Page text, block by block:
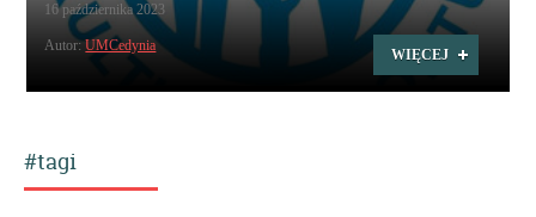
16 października 2023
WIĘCEJ
Autor:UMCedynia
#tagi